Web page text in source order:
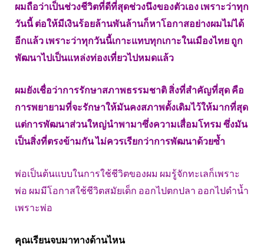
ผมถือว่าเป็นช่วงชีวิตที่ดีที่สุดช่วงนึงของตัวเอง เพราะว่าทุก
วันนี้ ต่อให้มีเงินร้อยล้านพันล้านก็หาโอกาสอย่างผมไม่ได้
อีกแล้ว เพราะว่าทุกวันนี้เกาะแทบทุกเกาะในเมืองไทย ถูก
พัฒนาไปเป็นแหล่งท่องเที่ยวไปหมดแล้ว
ผมยังเชื่อว่าการรักษาสภาพธรรมชาติ สิ่งที่สำคัญที่สุด คือ
การพยายามที่จะรักษาให้มันคงสภาพดั้งเดิมไว้ให้มากที่สุด
แต่การพัฒนาส่วนใหญ่นำพามาซึ่งความเสื่อมโทรม ซึ่งมัน
เป็นสิ่งที่ตรงข้ามกัน ไม่ควรเรียกว่าการพัฒนาด้วยซ้ำ
พ่อเป็นต้นแบบในการใช้ชีวิตของผม ผมรู้จักทะเลก็เพราะ
พ่อ ผมมีโอกาสใช้ชีวิตสมัยเด็ก ออกไปตกปลา ออกไปดำน้ำ
เพราะพ่อ
คุณเรียนจบมาทางด้านไหน